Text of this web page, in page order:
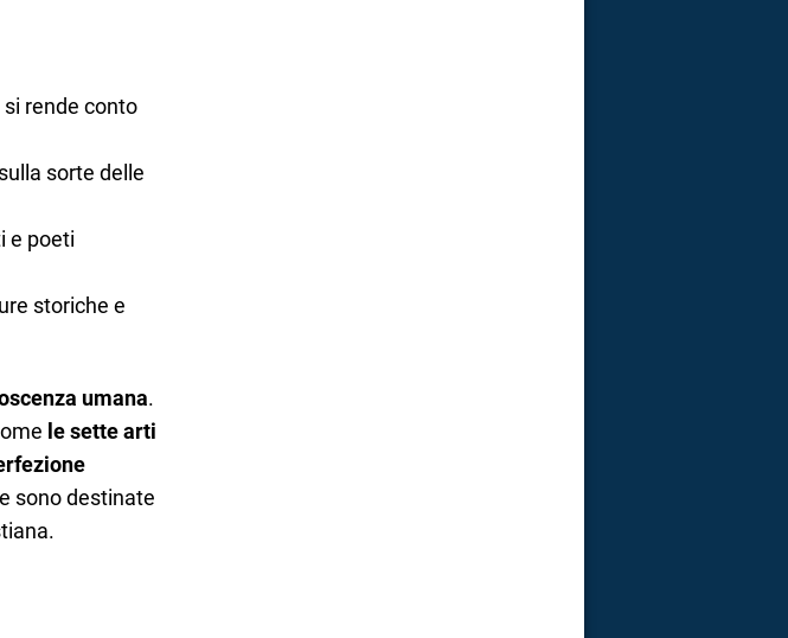
rende conto
sorte delle
e poeti
storiche e
umana.
le sette arti
sono destinate